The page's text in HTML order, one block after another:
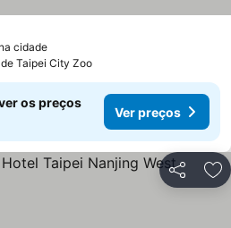
cidadeVer preços
Taipei City Zoo
os preços
Ver preços
Partilhar